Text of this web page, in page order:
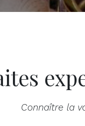
Connaître la